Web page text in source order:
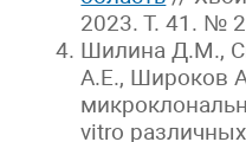
2023. Т. 41. №
Шилина Д.М.,
А.Е., Широков
vitro